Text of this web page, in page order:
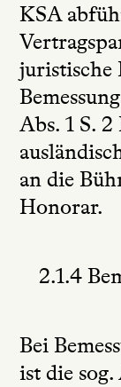
KSA
juristische
Abs. 1 S.
an die
Honorar.
2.1.4
Bei
ist die